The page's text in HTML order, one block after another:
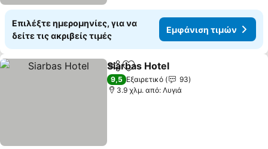
Επιλέξτε ημερομηνίες, για να
δείτε τις ακριβείς τιμές
Εμφάνιση τιμών
Κοινοποίηση
Προσθήκη στα αγαπημένα
Siarbas Hotel
9,5 Εξαιρετικό
93
3.9 χλμ. από: Λυγιά